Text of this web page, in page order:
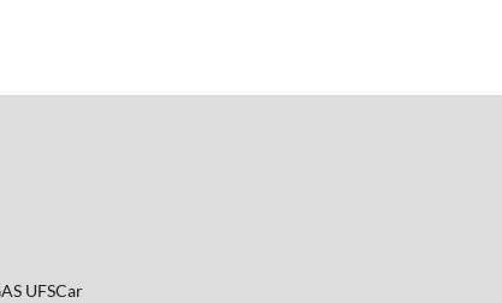
UFSCar